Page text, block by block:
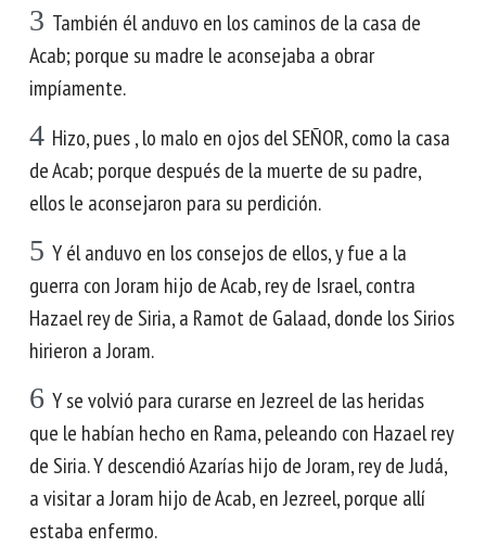
3 También él anduvo en los caminos de la casa de
Acab; porque su madre le aconsejaba a obrar
impíamente.
4 Hizo, pues , lo malo en ojos del SEÑOR, como la casa
de Acab; porque después de la muerte de su padre,
ellos le aconsejaron para su perdición.
5 Y él anduvo en los consejos de ellos, y fue a la
guerra con Joram hijo de Acab, rey de Israel, contra
Hazael rey de Siria, a Ramot de Galaad, donde los Sirios
hirieron a Joram.
6 Y se volvió para curarse en Jezreel de las heridas
que le habían hecho en Rama, peleando con Hazael rey
de Siria. Y descendió Azarías hijo de Joram, rey de Judá,
a visitar a Joram hijo de Acab, en Jezreel, porque allí
estaba enfermo.